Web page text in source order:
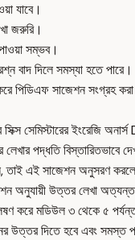
যাবে।
জরুরি।
সম্ভব।
বাদ দিলে সমস্যা হতে পারে।
পিডিএফ সাজেশন সংগ্রহ করা
সিক্স সেমিস্টারের ইংরেজি
পদ্ধতি বিস্তারিতভাবে
এই সাজেশন অনুসরণ করলে
অনুযায়ী উত্তর লেখা
করে মডিউল ৩ থেকে ৫
উত্তর দিতে হবে এবং